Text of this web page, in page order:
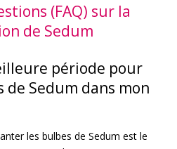
(FAQ) sur la
de Sedum
période pour
Sedum dans mon
les bulbes de Sedum est le